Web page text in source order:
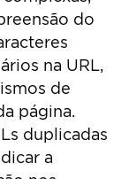
do
na URL,
de
página.
duplicadas
a